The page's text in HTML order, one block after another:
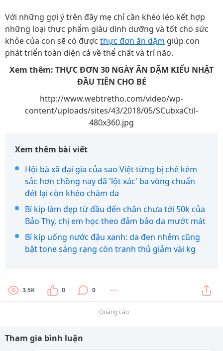
Với những gợi ý trên đây mẹ chỉ cần khéo léo kết hợp
những loại thực phẩm giàu dinh dưỡng và tốt cho sức
khỏe của con sẽ có được thực đơn ăn dặm giúp con
phát triển toàn diện cả về thể chất và trí não.
Xem thêm: THỰC ĐƠN 30 NGÀY ĂN DẶM KIỂU NHẬT
ĐẦU TIÊN CHO BÉ
http://www.webtretho.com/video/wp-
content/uploads/sites/43/2018/05/SCubxaCtil-
480x360.jpg
Xem thêm bài viết
Hội bà xã đại gia của sao Việt từng bị chê kém
sắc hơn chồng nay đã 'lột xác' ba vòng chuẩn
đét lại còn khéo chăm da
Bí kíp làm đẹp từ đầu đến chân chưa tới 50k của
Bảo Thy, chị em học theo đảm bảo da mướt mát
Bí kíp uống nước đậu xanh: da đen nhẻm cũng
bật tone sáng rạng còn tranh thủ giảm vài kg
3.5K 0 0
Quảng cáo
Tham gia bình luận